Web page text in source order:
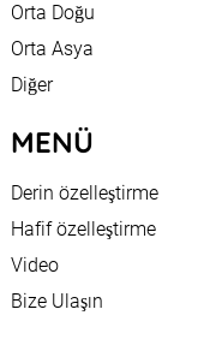
Orta Doğu
Orta Asya
Diğer
MENÜ
Derin özelleştirme
Hafif özelleştirme
Video
Bize Ulaşın